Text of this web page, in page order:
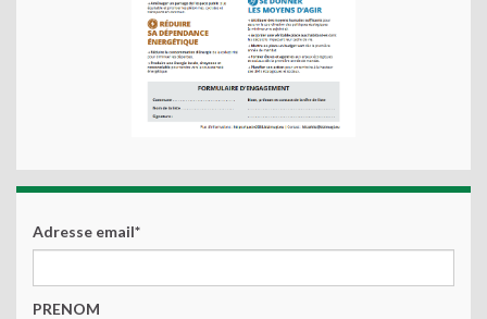
Adresse email*
PRENOM